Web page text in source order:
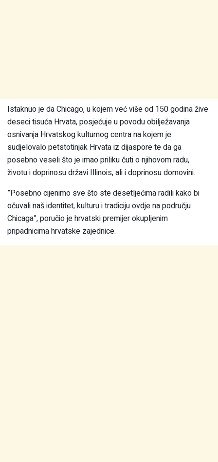
Istaknuo je da Chicago, u kojem već više od 150 godina žive
deseci tisuća Hrvata, posjećuje u povodu obilježavanja
osnivanja Hrvatskog kulturnog centra na kojem je
sudjelovalo petstotinjak Hrvata iz dijaspore te da ga
posebno veseli što je imao priliku čuti o njihovom radu,
životu i doprinosu državi Illinois, ali i doprinosu domovini.
”Posebno cijenimo sve što ste desetljećima radili kako bi
očuvali naš identitet, kulturu i tradiciju ovdje na području
Chicaga”, poručio je hrvatski premijer okupljenim
pripadnicima hrvatske zajednice.